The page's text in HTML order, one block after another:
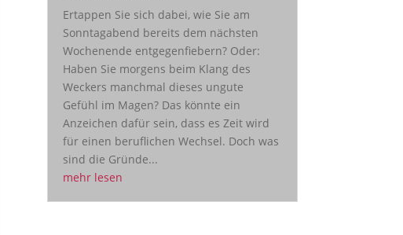
Ertappen Sie sich dabei, wie Sie am
Sonntagabend bereits dem nächsten
Wochenende entgegenfiebern? Oder:
Haben Sie morgens beim Klang des
Weckers manchmal dieses ungute
Gefühl im Magen? Das könnte ein
Anzeichen dafür sein, dass es Zeit wird
für einen beruflichen Wechsel. Doch was
sind die Gründe...
mehr lesen